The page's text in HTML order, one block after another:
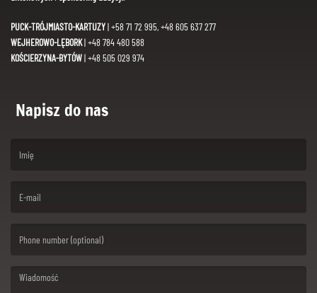
PUCK-TRÓJMIASTO-KARTUZY| +58 71 72 995, +48 605 637 277
WEJHEROWO-LĘBORK| +48 784 480 588
KOŚCIERZYNA-BYTÓW| +48 505 029 974
Napisz do nas